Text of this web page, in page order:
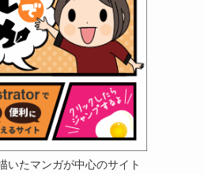
いたマンガが中心のサイト